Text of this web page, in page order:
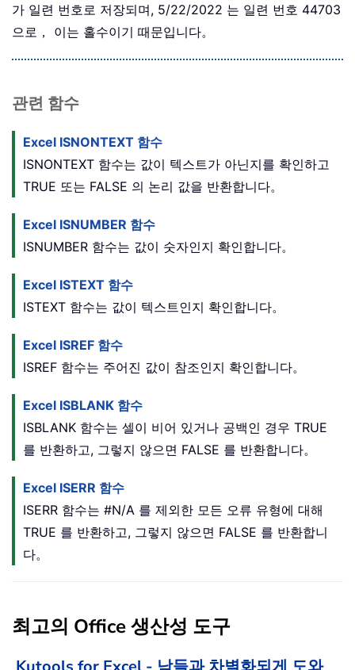
가 일련 번호로 저장되며, 5/22/2022 는 일련 번호 44703
으로， 이는 홀수이기 때문입니다。
관련 함수
Excel ISNONTEXT 함수
ISNONTEXT 함수는 값이 텍스트가 아닌지를 확인하고
TRUE 또는 FALSE 의 논리 값을 반환합니다。
Excel ISNUMBER 함수
ISNUMBER 함수는 값이 숫자인지 확인합니다。
Excel ISTEXT 함수
ISTEXT 함수는 값이 텍스트인지 확인합니다。
Excel ISREF 함수
ISREF 함수는 주어진 값이 참조인지 확인합니다。
Excel ISBLANK 함수
ISBLANK 함수는 셀이 비어 있거나 공백인 경우 TRUE
를 반환하고, 그렇지 않으면 FALSE 를 반환합니다。
Excel ISERR 함수
ISERR 함수는 #N/A 를 제외한 모든 오류 유형에 대해
TRUE 를 반환하고, 그렇지 않으면 FALSE 를 반환합니
다。
최고의 Office 생산성 도구